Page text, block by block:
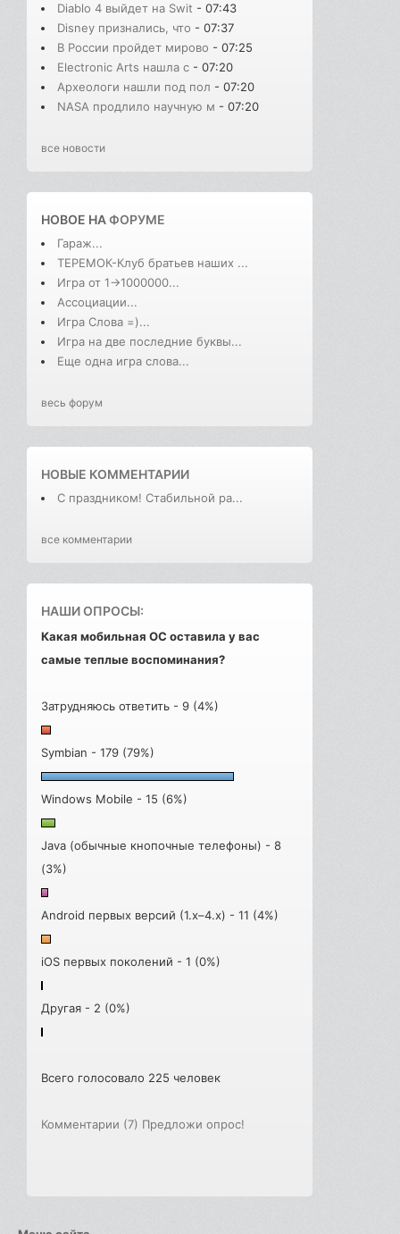
Diablo 4 выйдет на Swit - 07:43
Disney признались, что - 07:37
В России пройдет мирово - 07:25
Electronic Arts нашла с - 07:20
Археологи нашли под пол - 07:20
NASA продлило научную м - 07:20
все новости
НОВОЕ НАФОРУМЕ
Гараж...
ТЕРЕМОК-Клуб братьев наших ...
Игра от 1->1000000...
Ассоциации...
Игра Слова =)...
Игра на две последние буквы...
Еще одна игра слова...
весь форум
НОВЫЕ КОММЕНТАРИИ
С праздником! Стабильной ра...
все комментарии
НАШИ ОПРОСЫ:
Какая мобильная ОС оставила у вас
самые теплые воспоминания?
Затрудняюсь ответить - 9 (4%)
Symbian - 179 (79%)
Windows Mobile - 15 (6%)
Java (обычные кнопочные телефоны) - 8
(3%)
Android первых версий (1.x–4.x) - 11 (4%)
iOS первых поколений - 1 (0%)
Другая - 2 (0%)
Всего голосовало 225 человек
Комментарии (7) Предложи опрос!